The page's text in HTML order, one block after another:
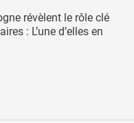
révèlent le rôle clé
: L’une d’elles en